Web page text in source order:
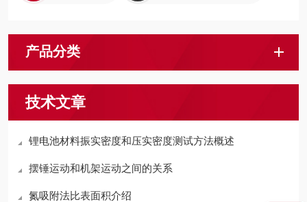
产品分类
技术文章
锂电池材料振实密度和压实密度测试方法概述
摆锤运动和机架运动之间的关系
氮吸附法比表面积介绍